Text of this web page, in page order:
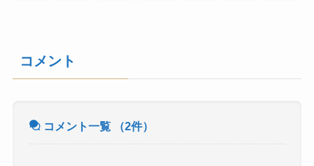
コメント
コメント一覧 （2件）